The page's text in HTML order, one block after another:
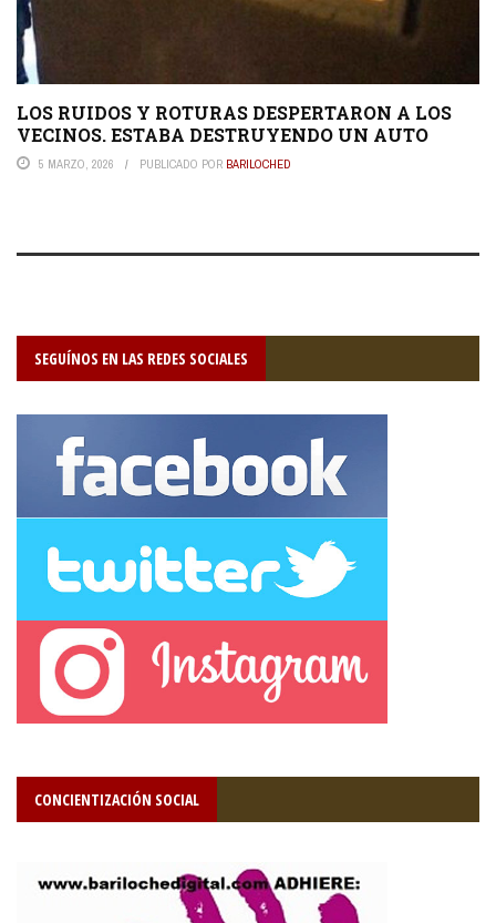
LOS RUIDOS Y ROTURAS DESPERTARON A LOS
VECINOS. ESTABA DESTRUYENDO UN AUTO
5 MARZO, 2026 PUBLICADO POR BARILOCHED
SEGUÍNOS EN LAS REDES SOCIALES
CONCIENTIZACIÓN SOCIAL